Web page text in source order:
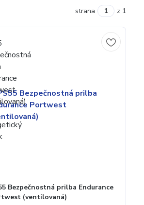
strana z 1
Bezpečnostná prilba Endurance
(ventilovaná)